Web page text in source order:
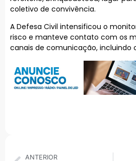
coletivo de convivência.
A Defesa Civil intensificou o
risco e manteve contato com os
canais de comunicação, incluindo
ANTERIOR